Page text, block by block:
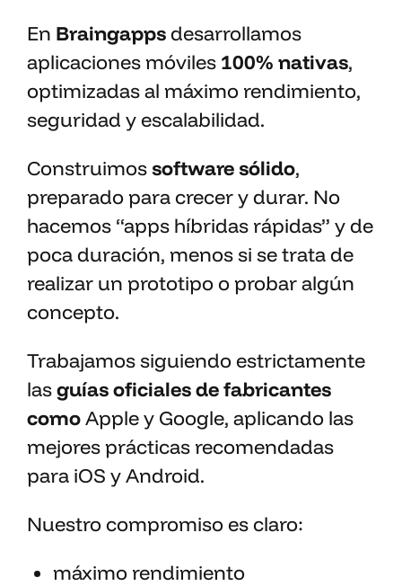
En Braingappsdesarrollamos
aplicaciones móviles 100% nativas,
optimizadas al máximo rendimiento,
seguridad y escalabilidad.
Construimossoftware sólido,
preparado para crecer y durar. No
hacemos “apps híbridas rápidas” y de
poca duración, menos si se trata de
realizar un prototipo o probar algún
concepto.
Trabajamos siguiendo estrictamente
lasguías oficiales de fabricantes
comoAppley Google, aplicando las
mejores prácticas recomendadas
para iOS yAndroid.
Nuestro compromiso es claro:
máximo rendimiento